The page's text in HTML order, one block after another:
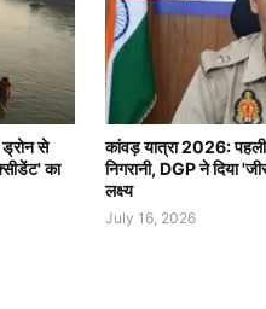
से
का
कांवड़ यात्रा 2026:
निगरानी, DGP ने दिया
लक्ष्य
July 16, 2026